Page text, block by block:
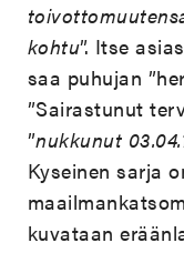
kohtu”. Itse
saa puhujan
”Sairastunut
”nukkunut
Kyseinen sarja
kuvataan